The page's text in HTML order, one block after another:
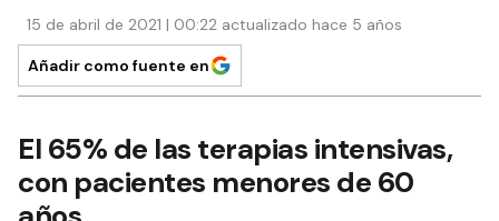
15 de abril de 2021 | 00:22 actualizado hace 5 años
Añadir como fuente en
El 65% de las terapias intensivas,
con pacientes menores de 60